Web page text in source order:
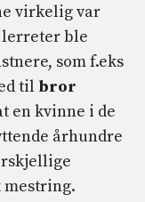
virkelig var
lerreter ble
som f.eks
til bror
en kvinne i de
århundre
mestring.